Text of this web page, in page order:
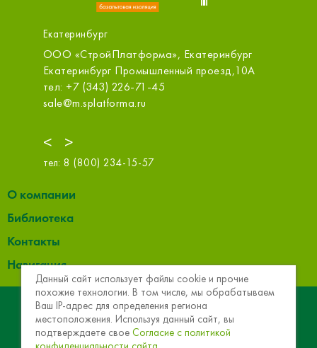
Екатеринбург
<
ООО «СтройПлатформа», Екатеринбург
Екатеринбург Промышленный проезд,10А
тел: +7 (343) 226-71-45
sale@m.splatforma.ru
>
тел: 8 (800) 234-15-57
О компании
Библиотека
Контакты
Навигация
© 2013 - 2026 Эковер. Базальтовая теплоизоляция и
звукоизоляция
Данный сайт использует файлы cookie и прочие
похожие технологии. В том числе, мы обрабатываем
Ваш IP-адрес для определения региона
местоположения. Используя данный сайт, вы
подтверждаете свое Согласие с политикой